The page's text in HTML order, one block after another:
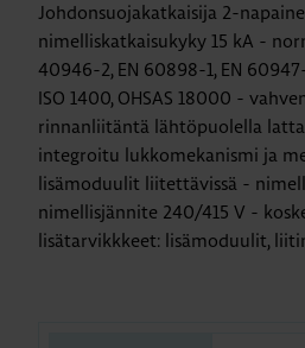
Johdonsuojakatkaisija 2-
nimelliskatkaisukyky 15 kA -
40946-2, EN 60898-1, EN
ISO 1400, OHSAS 18000 -
rinnanliitäntä lähtöpuolella
integroitu lukkomekanismi ja
lisämoduulit liitettävissä -
nimellisjännite 240/415 V -
lisätarvikkkeet: lisämoduulit,